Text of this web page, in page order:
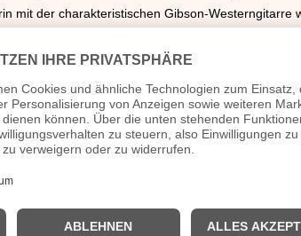
mit der charakteristischen Gibson-Westerngitarre